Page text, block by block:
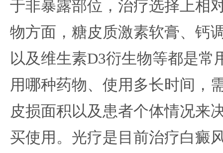
于非暴露部位，治疗选择上相
物方面，糖皮质激素软膏、钙
以及维生素D3衍生物等都是常
用哪种药物、使用多长时间，
皮损面积以及患者个体情况来
买使用。光疗是目前治疗白癜